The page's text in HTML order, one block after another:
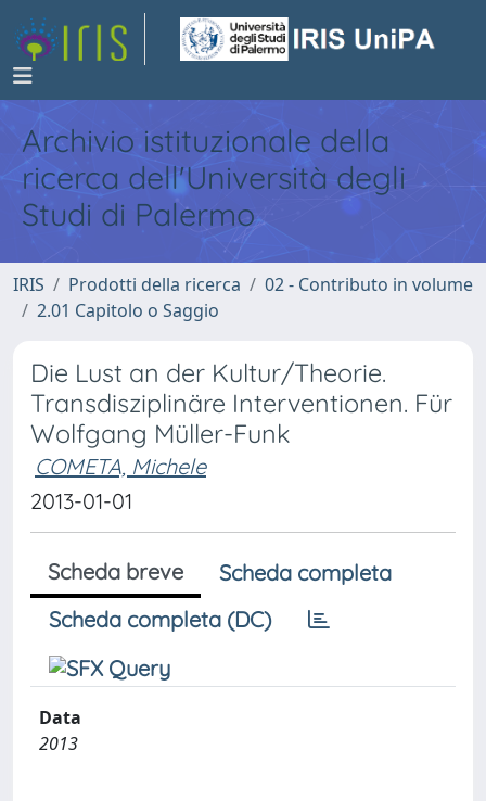
Archivio istituzionale della
ricerca dell'Università degli
Studi di Palermo
IRIS Prodotti della ricerca
02 - Contributo in volume
2.01 Capitolo o Saggio
Die Lust an der Kultur/Theorie.
Transdisziplinäre Interventionen. Für
Wolfgang Müller-Funk
COMETA, Michele
2013-01-01
Scheda breve
Scheda completa
Scheda completa (DC)
Data
2013